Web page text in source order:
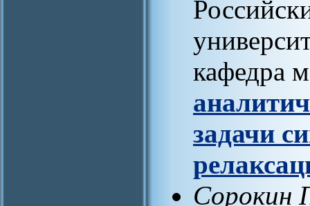
кафедра
задачи
Сорокин